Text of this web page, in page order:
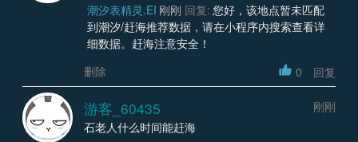
潮汐表精灵.EI 刚刚 回复: 您好，该地点暂未匹配
到潮汐/赶海推荐数据，请在小程序内搜索查看详
细数据。赶海注意安全！
删除
0 回复
游客_60435
刚刚
石老人什么时间能赶海